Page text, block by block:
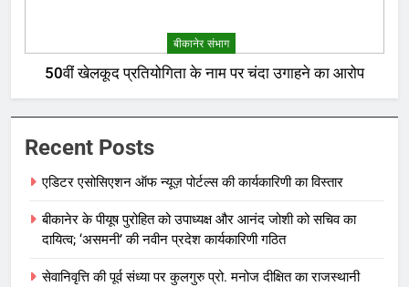
बीकानेर संभाग
50वीं खेलकूद प्रतियोगिता के नाम पर चंदा उगाहने का आरोप
Recent Posts
एडिटर एसोसिएशन ऑफ न्यूज़ पोर्टल्स की कार्यकारिणी का विस्तार
बीकानेर के पीयूष पुरोहित को उपाध्यक्ष और आनंद जोशी को सचिव का
दायित्व; ‘असमनी’ की नवीन प्रदेश कार्यकारिणी गठित
सेवानिवृत्ति की पूर्व संध्या पर कुलगुरु प्रो. मनोज दीक्षित का राजस्थानी